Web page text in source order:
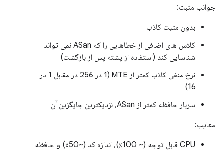
جوانب مثبت:
بدون مثبت کاذب
کلاس های اضافی از خطاهایی را که ASan نمی تواند
شناسایی کند (استفاده از پشته پس از بازگشت)
نرخ منفی کاذب کمتر از MTE (1 در 256 در مقابل 1 در
16)
سربار حافظه کمتر از ASan، نزدیکترین جایگزین آن
معایب:
CPU قابل توجه (~ 100٪)، اندازه کد (~50٪) و حافظه